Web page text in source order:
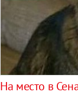
На место в